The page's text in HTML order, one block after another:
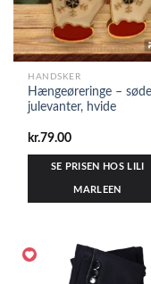
HANDSKER
Hængeøreringe – søde
julevanter, hvide
kr.79.00
SE PRISEN HOS LILI
MARLEEN